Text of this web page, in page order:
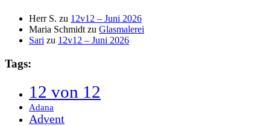
Herr S. zu 12v12 – Juni 2026
Maria Schmidt zu Glasmalerei
Sari zu 12v12 – Juni 2026
Tags:
12 von 12
Adana
Advent